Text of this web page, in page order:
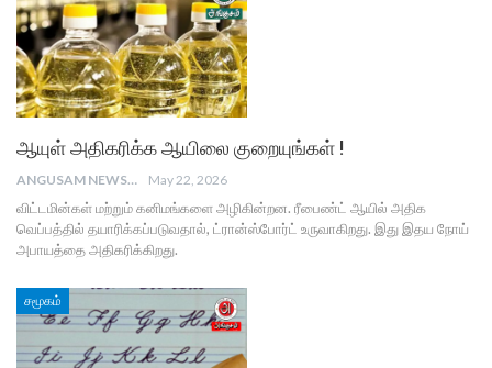
ஆயுள் அதிகரிக்க ஆயிலை குறையுங்கள் !
ANGUSAM NEWS May 22, 2026
விட்டமின்கள் மற்றும் கனிமங்களை அழிகின்றன. ரீபைண்ட் ஆயில் அதிக
வெப்பத்தில் தயாரிக்கப்படுவதால், ட்ரான்ஸ்போர்ட் உருவாகிறது. இது இதய நோய்
அபாயத்தை அதிகரிக்கிறது.
சமூகம்